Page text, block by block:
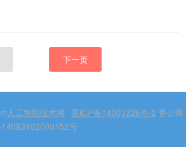
下一页
人工智能技术网 晋ICP备14003226号-2 晋公网
号